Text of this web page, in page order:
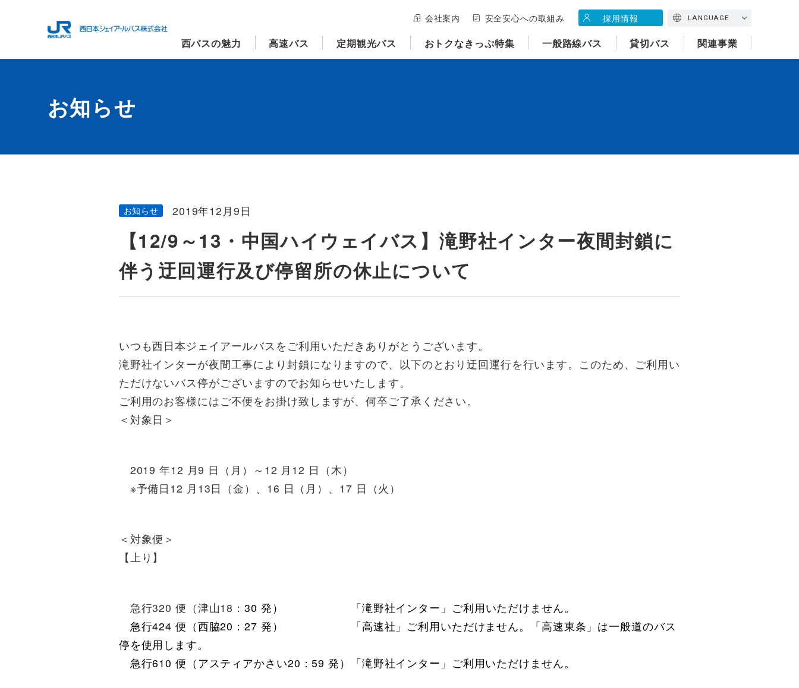
会社案内 安全安心への取組み 採用情報 LANGUAGE
西バスの魅力 高速バス 定期観光バス おトクなきっぷ特集 一般路線バス 貸切バス 関連事業
お知らせ
お知らせ 2019年12月9日
【12/9～13・中国ハイウェイバス】滝野社インター夜間封鎖に
伴う迂回運行及び停留所の休止について
いつも西日本ジェイアールバスをご利用いただきありがとうございます。
滝野社インターが夜間工事により封鎖になりますので、以下のとおり迂回運行を行います。このため、ご利用い
ただけないバス停がございますのでお知らせいたします。
ご利用のお客様にはご不便をお掛け致しますが、何卒ご了承ください。
＜対象日＞
2019 年12 月9 日（月）～12 月12 日（木）
※予備日12 月13日（金）、16 日（月）、17 日（火）
＜対象便＞
【上り】
急行320 便（津山18：30 発） 「滝野社インター」ご利用いただけません。
急行424 便（西脇20：27 発） 「高速社」ご利用いただけません。「高速東条」は一般道のバス
停を使用します。
急行610 便（アスティアかさい20：59 発）「滝野社インター」ご利用いただけません。